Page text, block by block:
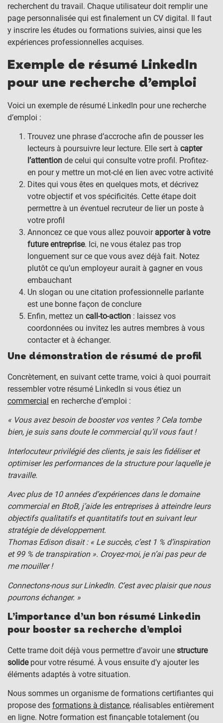
recherchent du travail. Chaque utilisateur doit remplir une
page personnalisée qui est finalement un CV digital. Il faut
y inscrire les études ou formations suivies, ainsi que les
expériences professionnelles acquises.
Exemple de résumé LinkedIn
pour une recherche d’emploi
Voici un exemple de résumé LinkedIn pour une recherche
d’emploi :
Trouvez une phrase d’accroche afin de pousser les
lecteurs à poursuivre leur lecture. Elle sert à capter
l’attention de celui qui consulte votre profil. Profitez-
en pour y mettre un mot-clé en lien avec votre activité
Dites qui vous êtes en quelques mots, et décrivez
votre objectif et vos spécificités. Cette étape doit
permettre à un éventuel recruteur de lier un poste à
votre profil
Annoncez ce que vous allez pouvoir apporter à votre
future entreprise. Ici, ne vous étalez pas trop
longuement sur ce que vous avez déjà fait. Notez
plutôt ce qu’un employeur aurait à gagner en vous
embauchant
Un slogan ou une citation professionnelle parlante
est une bonne façon de conclure
Enfin, mettez un call-to-action : laissez vos
coordonnées ou invitez les autres membres à vous
contacter et à échanger.
Une démonstration de résumé de profil
Concrètement, en suivant cette trame, voici à quoi pourrait
ressembler votre résumé LinkedIn si vous étiez un
commercial en recherche d’emploi :
« Vous avez besoin de booster vos ventes ? Cela tombe
bien, je suis sans doute le commercial qu’il vous faut !
Interlocuteur privilégié des clients, je sais les fidéliser et
optimiser les performances de la structure pour laquelle je
travaille.
Avec plus de 10 années d’expériences dans le domaine
commercial en BtoB, j’aide les entreprises à atteindre leurs
objectifs qualitatifs et quantitatifs tout en suivant leur
stratégie de développement.
Thomas Edison disait : « Le succès, c’est 1 % d’inspiration
et 99 % de transpiration ». Croyez-moi, je n’ai pas peur de
me mouiller !
Connectons-nous sur LinkedIn. C’est avec plaisir que nous
pourrons échanger. »
L’importance d’un bon résumé Linkedin
pour booster sa recherche d’emploi
Cette trame doit déjà vous permettre d’avoir une structure
solide pour votre résumé. À vous ensuite d’y ajouter les
éléments adaptés à votre situation.
Nous sommes un organisme de formations certifiantes qui
propose des formations à distance, réalisables entièrement
en ligne. Notre formation est finançable totalement (ou